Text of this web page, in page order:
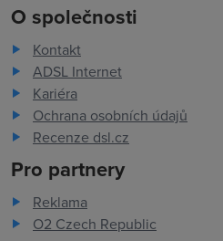
O společnosti
Kontakt
ADSL Internet
Kariéra
Ochrana osobních údajů
Recenze dsl.cz
Pro partnery
Reklama
O2 Czech Republic